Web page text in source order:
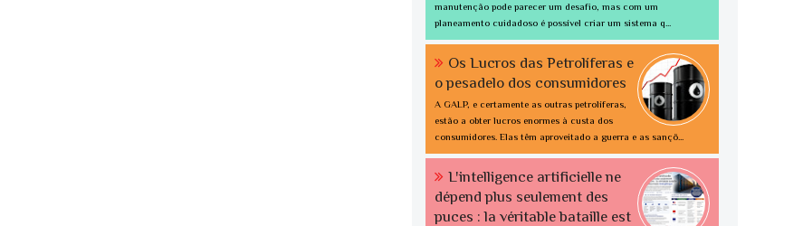
manutenção pode parecer um desafio, mas com um
planeamento cuidadoso é possível criar um sistema q...
Os Lucros das Petrolíferas e
o pesadelo dos consumidores
A GALP, e certamente as outras petrolíferas,
estão a obter lucros enormes à custa dos
consumidores. Elas têm aproveitado a guerra e as sançõ...
L'intelligence artificielle ne
dépend plus seulement des
puces : la véritable bataille est